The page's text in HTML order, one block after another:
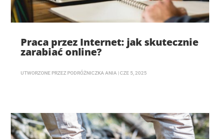
Praca przez Internet: jak skutecznie
zarabiać online?
UTWORZONE PRZEZ PODRÓŻNICZKA ANIA |CZE 5, 2025